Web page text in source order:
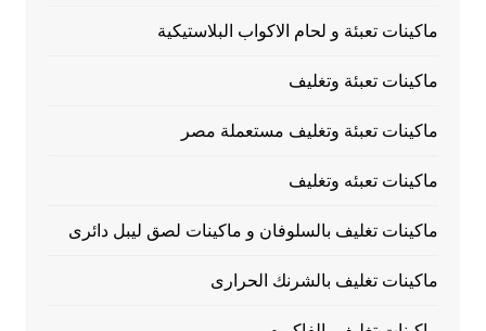
ماكينات تعبئة و لحام الاكواب البلاستيكية
ماكينات تعبئة وتغليف
ماكينات تعبئة وتغليف مستعملة مصر
ماكينات تعبئه وتغليف
ماكينات تغليف بالسلوفان و ماكينات لصق ليبل دائرى
ماكينات تغليف بالشرنك الحرارى